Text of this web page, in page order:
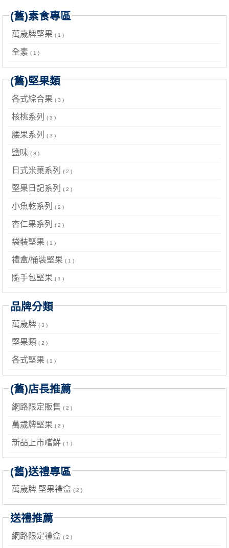
(舊)素食專區
萬歲牌堅果 ( 1 )
全素 ( 1 )
(舊)堅果類
各式綜合果 ( 3 )
核桃系列 ( 3 )
腰果系列 ( 3 )
鹽味 ( 3 )
日式米菓系列 ( 2 )
堅果日記系列 ( 2 )
小魚乾系列 ( 2 )
杏仁果系列 ( 2 )
袋裝堅果 ( 1 )
禮盒/桶裝堅果 ( 1 )
隨手包堅果 ( 1 )
品牌分類
萬歲牌 ( 3 )
堅果類 ( 2 )
各式堅果 ( 1 )
(舊)店長推薦
網路限定販售 ( 2 )
萬歲牌堅果 ( 2 )
新品上市嚐鮮 ( 1 )
(舊)送禮專區
萬歲牌 堅果禮盒 ( 2 )
送禮推薦
網路限定禮盒 ( 2 )